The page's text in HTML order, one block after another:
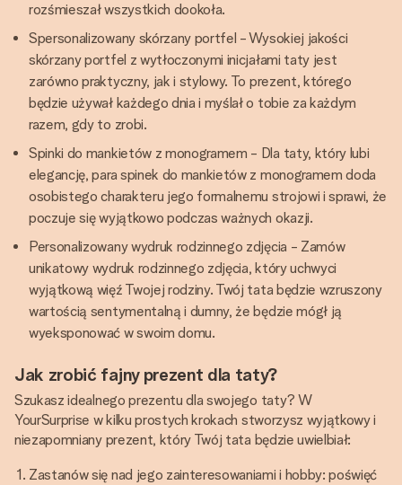
rozśmieszał wszystkich dookoła.
Spersonalizowany skórzany portfel - Wysokiej jakości
skórzany portfel z wytłoczonymi inicjałami taty jest
zarówno praktyczny, jak i stylowy. To prezent, którego
będzie używał każdego dnia i myślał o tobie za każdym
razem, gdy to zrobi.
Spinki do mankietów z monogramem - Dla taty, który lubi
elegancję, para spinek do mankietów z monogramem doda
osobistego charakteru jego formalnemu strojowi i sprawi, że
poczuje się wyjątkowo podczas ważnych okazji.
Personalizowany wydruk rodzinnego zdjęcia - Zamów
unikatowy wydruk rodzinnego zdjęcia, który uchwyci
wyjątkową więź Twojej rodziny. Twój tata będzie wzruszony
wartością sentymentalną i dumny, że będzie mógł ją
wyeksponować w swoim domu.
Jak zrobić fajny prezent dla taty?
Szukasz idealnego prezentu dla swojego taty? W
YourSurprise w kilku prostych krokach stworzysz wyjątkowy i
niezapomniany prezent, który Twój tata będzie uwielbiał:
Zastanów się nad jego zainteresowaniami i hobby: poświęć